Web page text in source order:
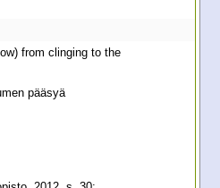
from clinging to the
pääsyä